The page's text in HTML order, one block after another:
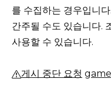
를 수집하는 경우입니다.
간주될 수도 있습니다.
사용할 수 있습니다.
게시 중단 요청